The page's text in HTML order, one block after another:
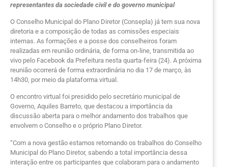
representantes da sociedade civil e do governo municipal
O Conselho Municipal do Plano Diretor (Consepla) já tem sua nova
diretoria e a composição de todas as comissões especiais
internas. As formações e a posse dos conselheiros foram
realizadas em reunião ordinária, de forma on-line, transmitida ao
vivo pelo Facebook da Prefeitura nesta quarta-feira (24). A próxima
reunião ocorrerá de forma extraordinária no dia 17 de março, às
14h30, por meio da plataforma virtual.
O encontro virtual foi presidido pelo secretário municipal de
Governo, Aquiles Barreto, que destacou a importância da
discussão aberta para o melhor andamento dos trabalhos que
envolvem o Conselho e o próprio Plano Diretor.
“Com a nova gestão estamos retomando os trabalhos do Conselho
Municipal do Plano Diretor, sabendo a total importância dessa
interação entre os participantes que colaboram para o andamento